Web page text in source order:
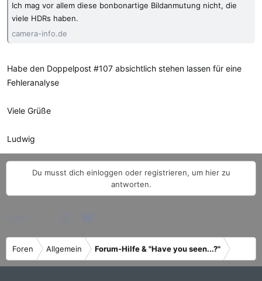
Ich mag vor allem diese bonbonartige Bildanmutung nicht, die
viele HDRs haben.
camera-info.de
Habe den Doppelpost #107 absichtlich stehen lassen für eine
Fehleranalyse
Viele Grüße
Ludwig
Du musst dich einloggen oder registrieren, um hier zu
antworten.
Foren Allgemein Forum-Hilfe & "Have you seen...?"